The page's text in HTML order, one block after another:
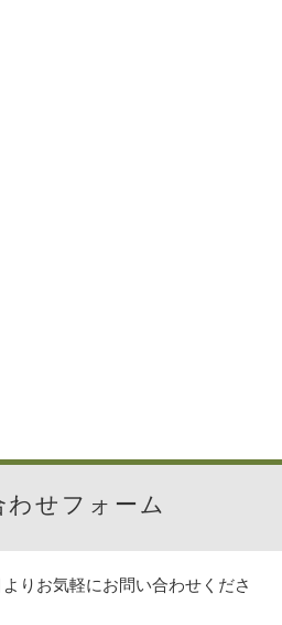
わせフォーム
りお気軽にお問い合わせくださ